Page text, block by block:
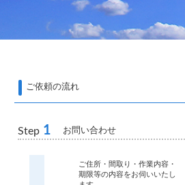
ご依頼の流れ
Step 1 お問い合わせ
ご住所・間取り・作業内容・
期限等の内容をお伺いいたし